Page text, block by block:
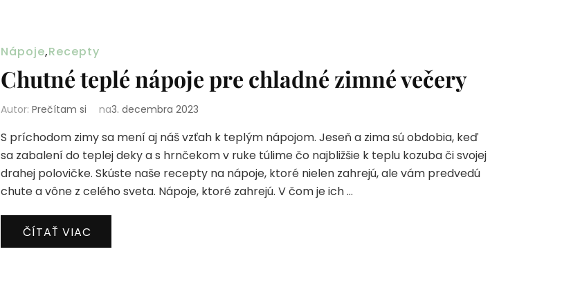
Nápoje,Recepty
Chutné teplé nápoje pre chladné zimné večery
Autor: Prečítam si na3. decembra 2023
S príchodom zimy sa mení aj náš vzťah k teplým nápojom. Jeseň a zima sú obdobia, keď
sa zabalení do teplej deky a s hrnčekom v ruke túlime čo najbližšie k teplu kozuba či svojej
drahej polovičke. Skúste naše recepty na nápoje, ktoré nielen zahrejú, ale vám predvedú
chute a vône z celého sveta. Nápoje, ktoré zahrejú. V čom je ich …
ČÍTAŤ VIAC